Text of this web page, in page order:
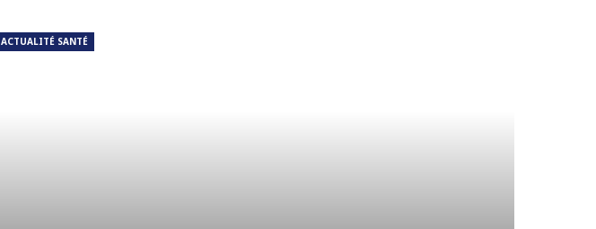
ACTUALITÉ SANTÉ